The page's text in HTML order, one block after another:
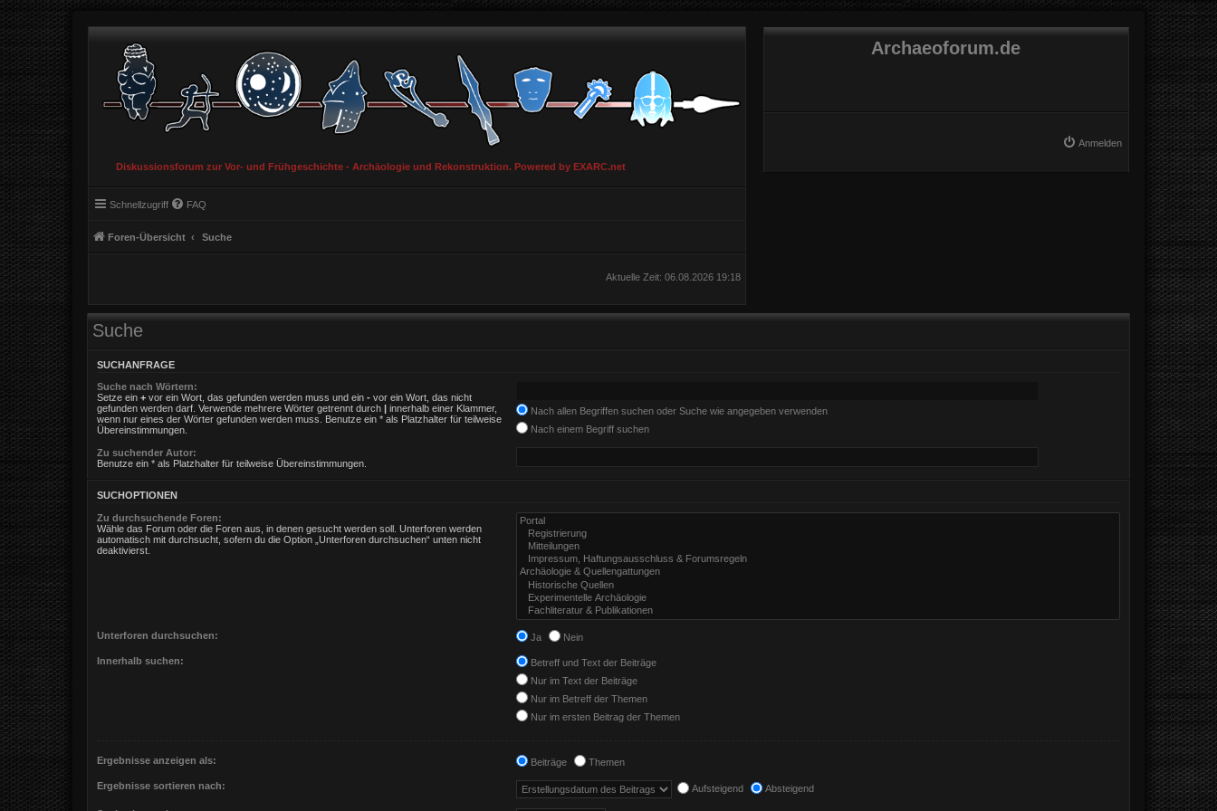
Diskussionsforum zur Vor- und Frühgeschichte - Archäologie und Rekonstruktion. Powered by EXARC.net
Archaeoforum.de
Anmelden
Schnellzugriff FAQ
Foren-Übersicht Suche
Aktuelle Zeit: 06.08.2026 19:18
Suche
SUCHANFRAGE
Suche nach Wörtern:
Setze ein + vor ein Wort, das gefunden werden muss und ein - vor ein Wort, das nicht
gefunden werden darf. Verwende mehrere Wörter getrennt durch | innerhalb einer Klammer,
wenn nur eines der Wörter gefunden werden muss. Benutze ein * als Platzhalter für teilweise
Übereinstimmungen.
Nach allen Begriffen suchen oder Suche wie angegeben verwenden
Nach einem Begriff suchen
Zu suchender Autor:
Benutze ein * als Platzhalter für teilweise Übereinstimmungen.
SUCHOPTIONEN
Zu durchsuchende Foren:
Wähle das Forum oder die Foren aus, in denen gesucht werden soll. Unterforen werden
automatisch mit durchsucht, sofern du die Option „Unterforen durchsuchen“ unten nicht
deaktivierst.
Unterforen durchsuchen: Ja Nein
Innerhalb suchen:
Betreff und Text der Beiträge
Nur im Text der Beiträge
Nur im Betreff der Themen
Nur im ersten Beitrag der Themen
Ergebnisse anzeigen als: Beiträge Themen
Ergebnisse sortieren nach: Aufsteigend Absteigend